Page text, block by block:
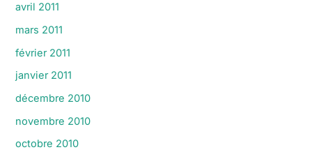
avril 2011
mars 2011
février 2011
janvier 2011
décembre 2010
novembre 2010
octobre 2010